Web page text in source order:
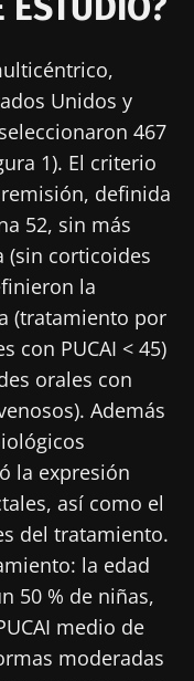
Unidos y
467
1). El criterio
definida
52, sin más
(sin corticoides
la
(tratamiento por
con PUCAI < 45)
orales con
Además
la expresión
así como el
del tratamiento.
la edad
50 % de niñas,
medio de
moderadas